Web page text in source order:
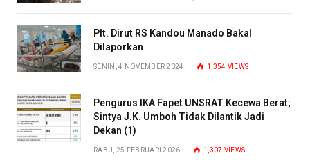
Plt. Dirut RS Kandou Manado Bakal
Dilaporkan
SENIN, 4 NOVEMBER 2024 1,354 VIEWS
Pengurus IKA Fapet UNSRAT Kecewa Berat;
Sintya J.K. Umboh Tidak Dilantik Jadi
Dekan (1)
RABU, 25 FEBRUARI 2026 1,307 VIEWS